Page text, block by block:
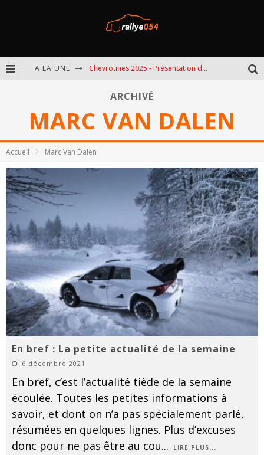
A LA UNE Chevrotines 2025 - Présentation de l'épreuve
Spa 2025 - Présentation de l'épreuve
ARCHIVÉ
MARC VAN DALEN
Accueil Marc Van Dalen
En bref : La petite actualité de la semaine
6 décembre 2021
En bref, c’est l’actualité tiède de la semaine
écoulée. Toutes les petites informations à
savoir, et dont on n’a pas spécialement parlé,
résumées en quelques lignes. Plus d’excuses
donc pour ne pas être au cou... LIRE PLUS...